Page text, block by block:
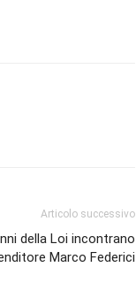
Articolo successivo
della Loi incontrano
Marco Federici